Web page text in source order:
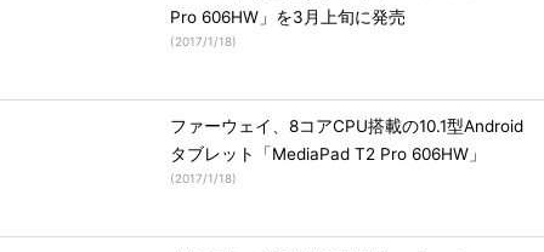
Pro 606HW」を3月上旬に発売
(2017/1/18)
ファーウェイ、8コアCPU搭載の10.1型Android
タブレット「MediaPad T2 Pro 606HW」
(2017/1/18)